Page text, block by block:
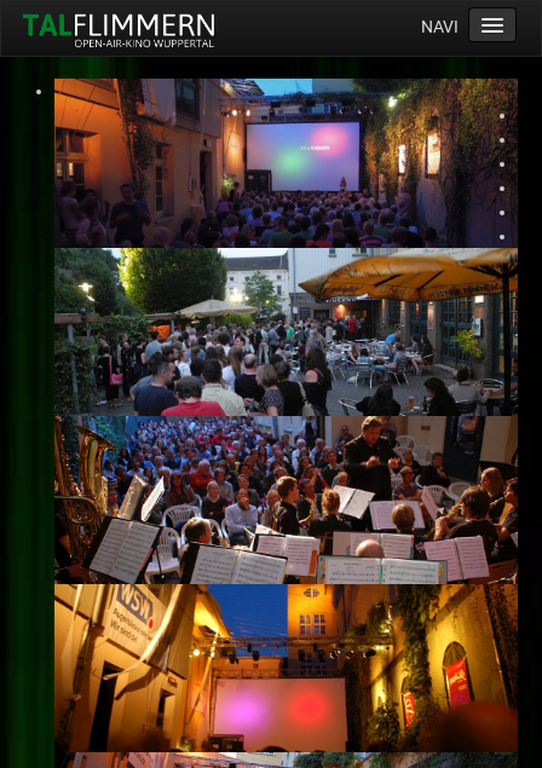
NAVI
Home
Programm
Service
Ticketinfos
Ort
Anreise
Wetter
Kinogutschein
Konzept
Archiv
Kontakt
Impressum
Datenschutz